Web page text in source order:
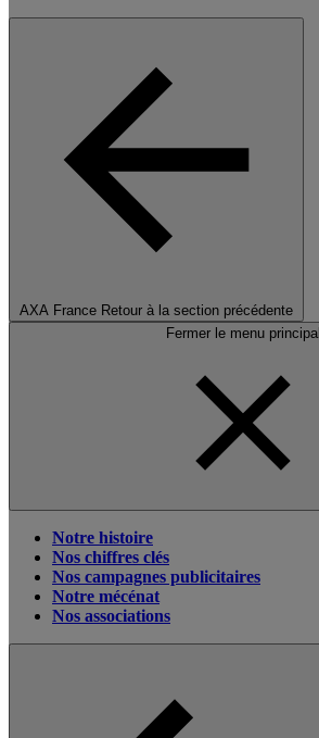
AXA France Retour à la section précédente
Fermer le menu principal
Notre histoire
Nos chiffres clés
Nos campagnes publicitaires
Notre mécénat
Nos associations